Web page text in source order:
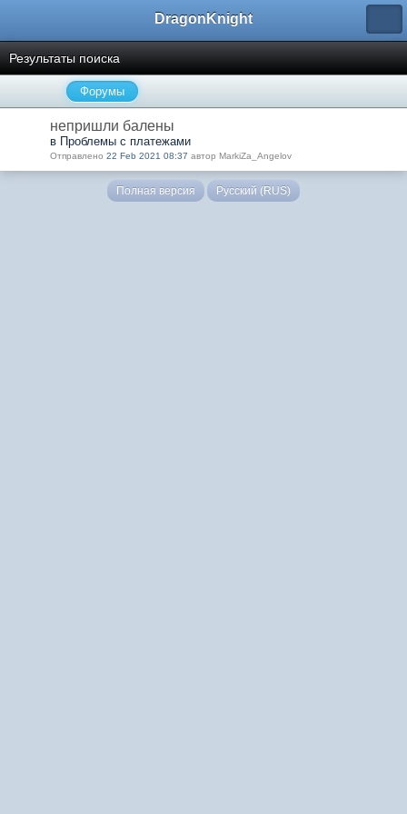
DragonKnight
Результаты поиска
Форумы
непришли балены
в Проблемы с платежами
Отправлено 22 Feb 2021 08:37 автор MarkiZa_Angelov
Полная версия Русский (RUS)